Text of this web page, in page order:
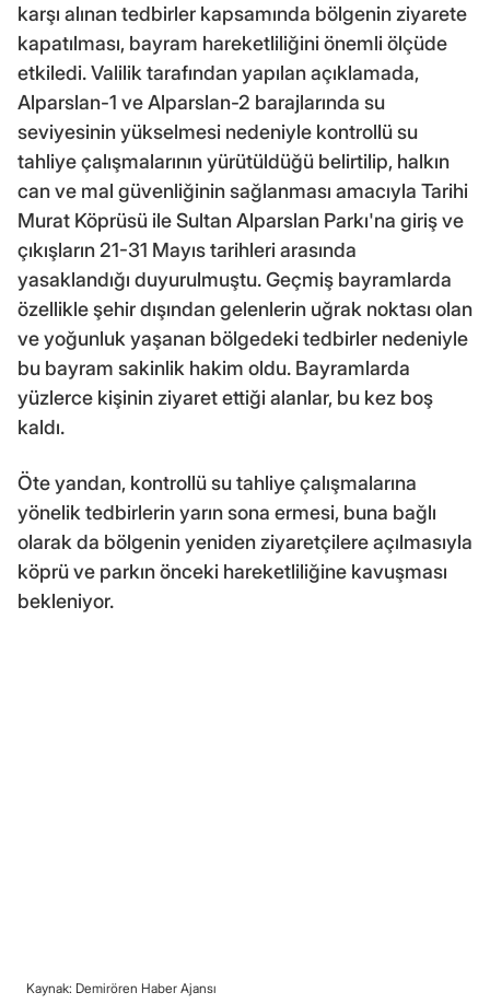
karşı alınan tedbirler kapsamında bölgenin ziyarete
kapatılması, bayram hareketliliğini önemli ölçüde
etkiledi. Valilik tarafından yapılan açıklamada,
Alparslan-1 ve Alparslan-2 barajlarında su
seviyesinin yükselmesi nedeniyle kontrollü su
tahliye çalışmalarının yürütüldüğü belirtilip, halkın
can ve mal güvenliğinin sağlanması amacıyla Tarihi
Murat Köprüsü ile Sultan Alparslan Parkı'na giriş ve
çıkışların 21-31 Mayıs tarihleri arasında
yasaklandığı duyurulmuştu. Geçmiş bayramlarda
özellikle şehir dışından gelenlerin uğrak noktası olan
ve yoğunluk yaşanan bölgedeki tedbirler nedeniyle
bu bayram sakinlik hakim oldu. Bayramlarda
yüzlerce kişinin ziyaret ettiği alanlar, bu kez boş
kaldı.
Öte yandan, kontrollü su tahliye çalışmalarına
yönelik tedbirlerin yarın sona ermesi, buna bağlı
olarak da bölgenin yeniden ziyaretçilere açılmasıyla
köprü ve parkın önceki hareketliliğine kavuşması
bekleniyor.
Kaynak: Demirören Haber Ajansı